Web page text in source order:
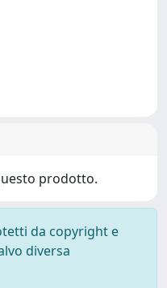
prodotto.
da copyright e
diversa